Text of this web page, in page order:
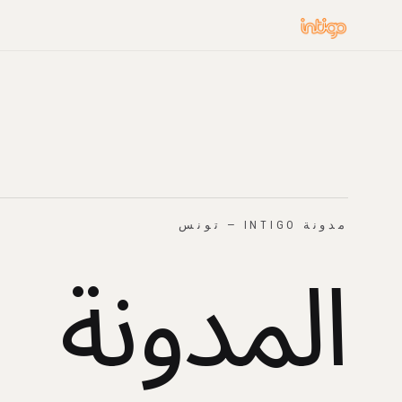
مدونة INTIGO — تونس
المدونة